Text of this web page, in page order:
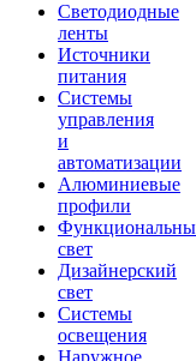
Светодиодные
ленты
Источники
питания
Системы
управления
и
автоматизации
Алюминиевые
профили
свет
Дизайнерский
свет
Системы
освещения
Наружное